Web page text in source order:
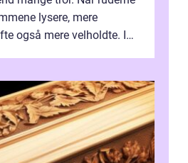
lysere, mere
også mere velholdte. I